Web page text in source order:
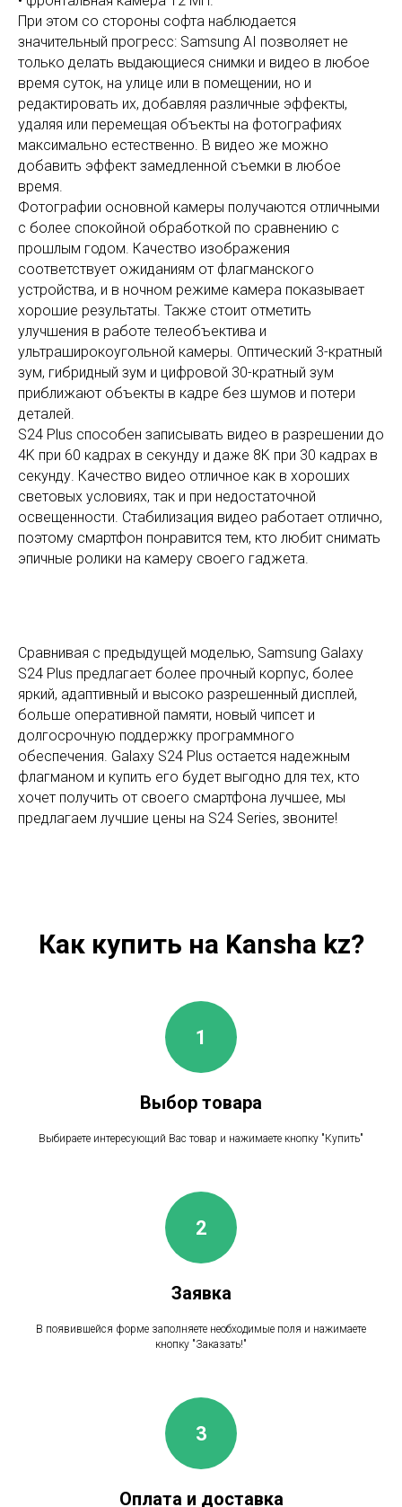
При этом со стороны софта наблюдается
значительный прогресс: Samsung AI позволяет не
только делать выдающиеся снимки и видео в любое
время суток, на улице или в помещении, но и
редактировать их, добавляя различные эффекты,
удаляя или перемещая объекты на фотографиях
максимально естественно. В видео же можно
добавить эффект замедленной съемки в любое
время.
Фотографии основной камеры получаются отличными
с более спокойной обработкой по сравнению с
прошлым годом. Качество изображения
соответствует ожиданиям от флагманского
устройства, и в ночном режиме камера показывает
хорошие результаты. Также стоит отметить
улучшения в работе телеобъектива и
ультраширокоугольной камеры. Оптический 3-кратный
зум, гибридный зум и цифровой 30-кратный зум
приближают объекты в кадре без шумов и потери
деталей.
S24 Plus способен записывать видео в разрешении до
4K при 60 кадрах в секунду и даже 8K при 30 кадрах в
секунду. Качество видео отличное как в хороших
световых условиях, так и при недостаточной
освещенности. Стабилизация видео работает отлично,
поэтому смартфон понравится тем, кто любит снимать
эпичные ролики на камеру своего гаджета.
Сравнивая с предыдущей моделью, Samsung Galaxy
S24 Plus предлагает более прочный корпус, более
яркий, адаптивный и высоко разрешенный дисплей,
больше оперативной памяти, новый чипсет и
долгосрочную поддержку программного
обеспечения. Galaxy S24 Plus остается надежным
флагманом и купить его будет выгодно для тех, кто
хочет получить от своего смартфона лучшее, мы
предлагаем лучшие цены на S24 Series, звоните!
Как купить на Kansha kz?
Выбор товара
Выбираете интересующий Вас товар и нажимаете кнопку "Купить"
Заявка
В появившейся форме заполняете необходимые поля и нажимаете
кнопку "Заказать!"
Оплата и доставка